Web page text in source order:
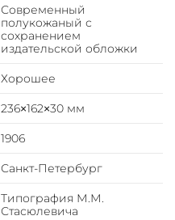
Современный
полукожаный с
сохранением
издательской обложки
Хорошее
236×162×30 мм
1906
Санкт-Петербург
Типография М.М.
Стасюлевича